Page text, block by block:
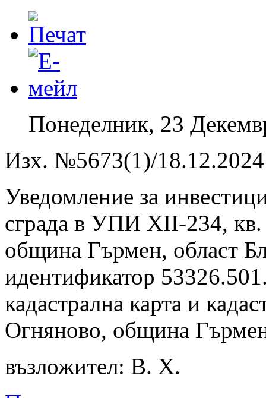
Понеделник, 23
Изх. №5673(1)/18.12.2024
Уведомление за
сграда в УПИ ХII-234, кв.
община Гърмен, област
идентификатор
кадастрална карта и
Огняново, община
възложител: В. Х.